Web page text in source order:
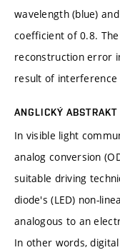
wavelength (blue)
coefficient of 0.8.
reconstruction error
result of
ANGLICKÝ ABSTRAKT
In visible light
analog conversion
suitable driving
diode's (LED) non-
analogous to an
In other words,